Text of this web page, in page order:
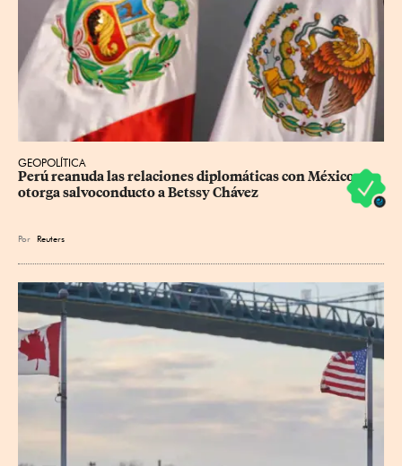
GEOPOLÍTICA
Perú reanuda las relaciones diplomáticas con México y
otorga salvoconducto a Betssy Chávez
Por Reuters